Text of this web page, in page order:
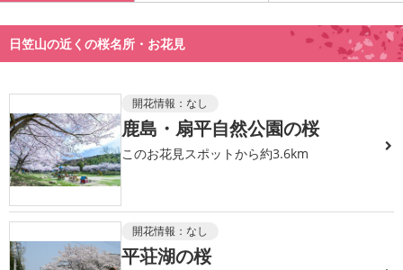
日笠山の近くの桜名所・お花見
開花情報： なし
鹿島・扇平自然公園の桜
このお花見スポットから約3.6km
開花情報： なし
平荘湖の桜